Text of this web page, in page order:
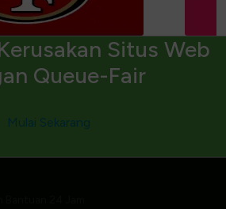
Situs Web
Queue-Fair